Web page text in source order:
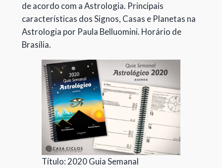
de acordo com a Astrologia. Principais
características dos Signos, Casas e Planetas na
Astrologia por Paula Belluomini. Horário de
Brasília.
Título: 2020 Guia Semanal